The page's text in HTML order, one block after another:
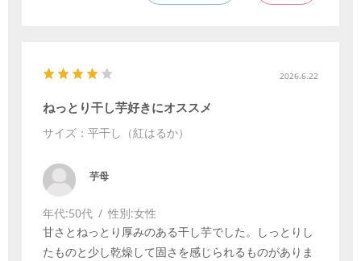
2026.6.22
ねっとり干し芋好きにオススメ
サイズ：平干し（紅はるか）
芋母
年代:50代 性別:女性
甘さとねっとり厚みのある干し芋でした。しっとりし
たものと少し乾燥して固さを感じられるものがありま